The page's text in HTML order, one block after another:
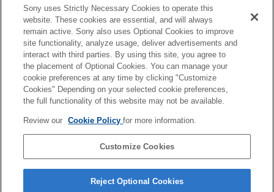
Liste des éléments du MENU
Précautions/Le produit
Si vous avez des problèmes
Pour plus d’informations sur la conformité aux lois sur
Accessibilité en France : conformité partielle
https://helpguide.sony.net/accessibility/france/v1/fr/index.h
Sony uses Strictly Necessary Cookies to operate this
website. These cookies are essential, and will always
remain active. Sony also uses Optional Cookies to improve
site functionality, analyze usage, deliver advertisements and
interact with third parties. By using this site, you agree to
the placement of Optional Cookies. You can manage your
cookie preferences at any time by clicking "Customize
Cookies" Depending on your selected cookie preferences,
the full functionality of this website may not be available.
Review our Cookie Policyfor more information.
Customize Cookies
Reject Optional Cookies